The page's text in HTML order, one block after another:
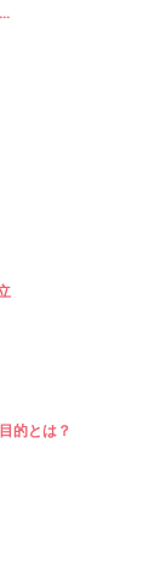
的とは？